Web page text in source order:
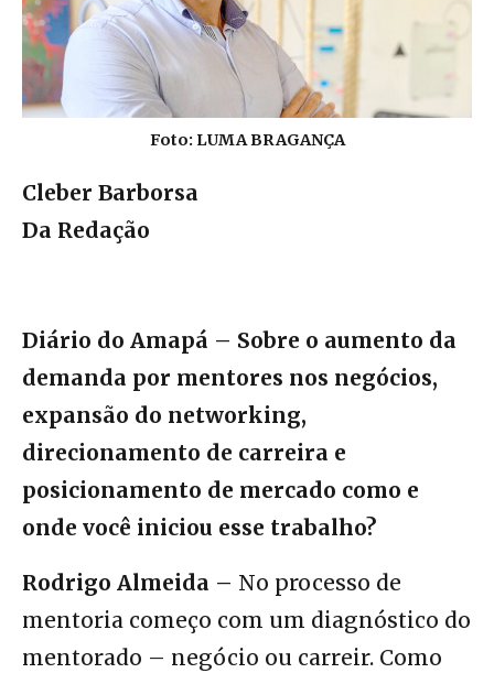
Foto: LUMA BRAGANÇA
Cleber Barborsa
Da Redação
Diário do Amapá – Sobre o aumento da
demanda por mentores nos negócios,
expansão do networking,
direcionamento de carreira e
posicionamento de mercado como e
onde você iniciou esse trabalho?
Rodrigo Almeida – No processo de
mentoria começo com um diagnóstico do
mentorado – negócio ou carreir. Como